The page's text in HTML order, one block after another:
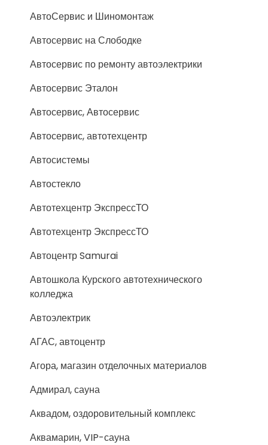
АвтоСервис и Шиномонтаж
Автосервис на Слободке
Автосервис по ремонту автоэлектрики
Автосервис Эталон
Автосервис, Автосервис
Автосервис, автотехцентр
Автосистемы
Автостекло
Автотехцентр ЭкспрессТО
Автотехцентр ЭкспрессТО
Автоцентр Samurai
Автошкола Курского автотехнического
колледжа
Автоэлектрик
АГАС, автоцентр
Агора, магазин отделочных материалов
Адмирал, сауна
Аквадом, оздоровительный комплекс
Аквамарин, VIP-сауна